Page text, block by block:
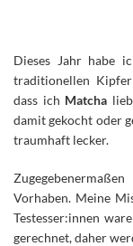
Dieses Jahr habe
traditionellen
dass ich Matcha
damit gekocht oder
traumhaft lecker.
Vorhaben. Meine
Testesser:innen
gerechnet, daher